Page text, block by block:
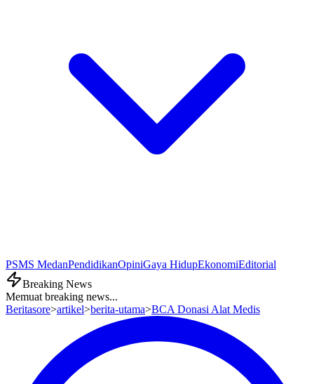
PSMS MedanPendidikanOpiniGaya HidupEkonomiEditorial
Breaking News
Memuat breaking news...
Beritasore>artikel>berita-utama>BCA Donasi Alat Medis